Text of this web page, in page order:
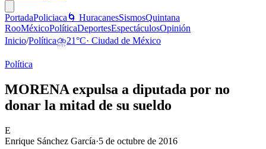
PortadaPoliciaca 🌀 HuracanesSismosQuintana
RooMéxicoPolíticaDeportesEspectáculosOpinión
Inicio/Política⛈️21°C· Ciudad de México
Política
MORENA expulsa a diputada por no
donar la mitad de su sueldo
E
Enrique Sánchez García·5 de octubre de 2016